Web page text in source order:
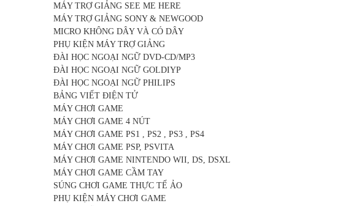
MÁY TRỢ GIẢNG SEE ME HERE
MÁY TRỢ GIẢNG SONY & NEWGOOD
MICRO KHÔNG DÂY VÀ CÓ DÂY
PHỤ KIỆN MÁY TRỢ GIẢNG
ĐÀI HỌC NGOẠI NGỮ DVD-CD/MP3
ĐÀI HỌC NGOẠI NGỮ GOLDIYP
ĐÀI HỌC NGOẠI NGỮ PHILIPS
BẢNG VIẾT ĐIỆN TỬ
MÁY CHƠI GAME
MÁY CHƠI GAME 4 NÚT
MÁY CHƠI GAME PS1 , PS2 , PS3 , PS4
MÁY CHƠI GAME PSP, PSVITA
MÁY CHƠI GAME NINTENDO WII, DS, DSXL
MÁY CHƠI GAME CẦM TAY
SÚNG CHƠI GAME THỰC TẾ ẢO
PHỤ KIỆN MÁY CHƠI GAME